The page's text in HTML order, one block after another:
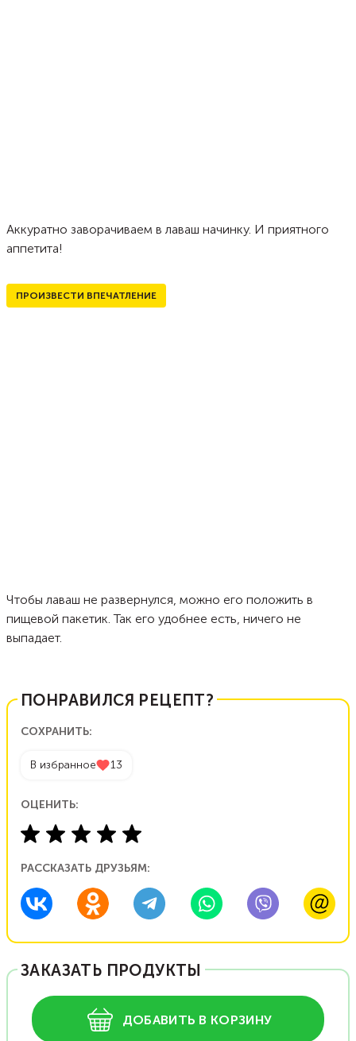
Аккуратно заворачиваем в лаваш начинку. И приятного
аппетита!
ПРОИЗВЕСТИ ВПЕЧАТЛЕНИЕ
Чтобы лаваш не развернулся, можно его положить в
пищевой пакетик. Так его удобнее есть, ничего не
выпадает.
ПОНРАВИЛСЯ РЕЦЕПТ?
СОХРАНИТЬ:
В избранное 13
ОЦЕНИТЬ:
РАССКАЗАТЬ ДРУЗЬЯМ:
ЗАКАЗАТЬ ПРОДУКТЫ
ДОБАВИТЬ В КОРЗИНУ